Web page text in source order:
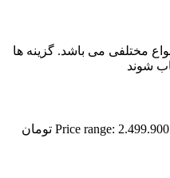
مختلفی می باشد. گزینه ها
شوند
Price range: 2.499.900 تومان